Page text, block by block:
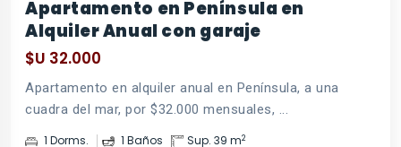
Apartamento en Península en
Alquiler Anual con garaje
$U 32.000
Apartamento en alquiler anual en Península, a una
cuadra del mar, por $32.000 mensuales, ...
1 Dorms. 1 Baños Sup. 39 m2